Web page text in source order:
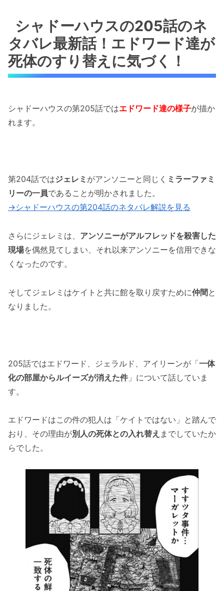
ドワード達が死体のすり替えに気づく！
シャドーハウスの205話のネタバレ最新話！ル
イスがエドワードの前に現れる！！
シャドーハウスの205話のネタバレ最新話！エ
シャドーハウスの205話のネタバレ最新話！ル
イスがこどもたちの棟の管理者に！！
シャドーハウスの205話のネタバレ最新話！エ
ドワード達がコールマインへ！！
「シャドーハウスの205話のネタバレ最新話！
シャドーハウスの205話のネ
タバレ最新話！エドワード達が
死体のすり替えに気づく！
シャドーハウスの第205話ではエドワード達の様子が描か
れます。
第204話ではジェレミ がアンソニーと同じく ミラーファミ
リーの一員であることが明かされました。
→シャドーハウスの第204話のネタバレ解説を見る
さらにジェレミは、 アンソニーがアルフレッドを殺害した
現場を偶然見てしまい、それ以来アンソニーを信用できな
くなったのです。
そしてジェレミはケイトと共に館を取り戻すために仲間 と
なりました。
205話ではエドワード、ジェラルド、アイリーンが「一体
化の部屋からルイーズが消えた件」について話していま
す。
エドワードはこの件の犯人は「ケイトではない」と踏んで
おり、その理由が別人の死体との入れ替え までしていたか
らでした。